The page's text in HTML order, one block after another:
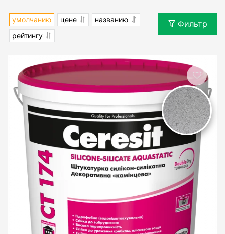
умолчанию цене
названию
рейтингу
Фильтр